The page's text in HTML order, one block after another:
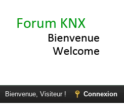
Bienvenue, Visiteur ! Connexion